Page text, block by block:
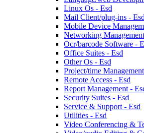
Linux Os - Esd
Mail Client/plug-ins - Esd
Mobile Device
Networking
Ocr/barcode Software -
Office Suites - Esd
Other Os - Esd
Project/time
Remote Access - Esd
Report Management -
Security Suites - Esd
Service & Support - Esd
Utilities - Esd
Video Conferencing &